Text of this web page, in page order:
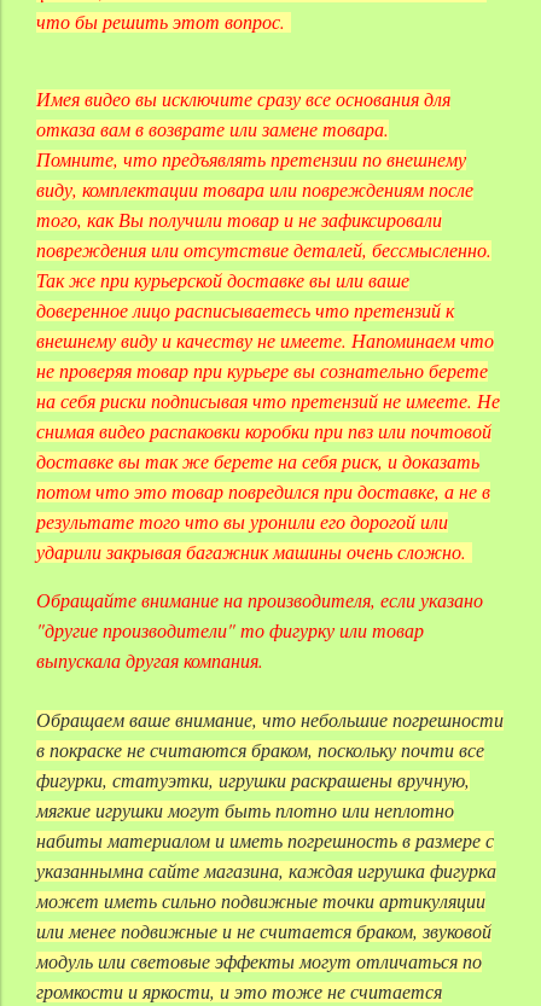
что бы решить этот вопрос.
Имея видео вы исключите сразу все основания для
отказа вам в возврате или замене товара.
Помните, что предъявлять претензии по внешнему
виду, комплектации товара или повреждениям после
того, как Вы получили товар и не зафиксировали
повреждения или отсутствие деталей, бессмысленно.
Так же при курьерской доставке вы или ваше
доверенное лицо расписываетесь что претензий к
внешнему виду и качеству не имеете. Напоминаем что
не проверяя товар при курьере вы сознательно берете
на себя риски подписывая что претензий не имеете. Не
снимая видео распаковки коробки при пвз или почтовой
доставке вы так же берете на себя риск, и доказать
потом что это товар повредился при доставке, а не в
результате того что вы уронили его дорогой или
ударили закрывая багажник машины очень сложно.
Обращайте внимание на производителя, если указано
"другие производители" то фигурку или товар
выпускала другая компания.
Обращаем ваше внимание, что небольшие погрешности
в покраске не считаются браком, поскольку почти все
фигурки, статуэтки, игрушки раскрашены вручную,
мягкие игрушки могут быть плотно или неплотно
набиты материалом и иметь погрешность в размере с
указаннымна сайте магазина, каждая игрушка фигурка
может иметь сильно подвижные точки артикуляции
или менее подвижные и не считается браком, звуковой
модуль или световые эффекты могут отличаться по
громкости и яркости, и это тоже не считается